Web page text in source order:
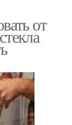
от